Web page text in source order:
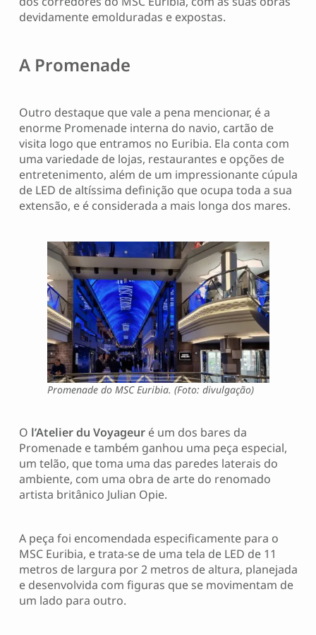
devidamente emolduradas e expostas.
A Promenade
Outro destaque que vale a pena mencionar, é a
enorme Promenade interna do navio, cartão de
visita logo que entramos no Euribia. Ela conta com
uma variedade de lojas, restaurantes e opções de
entretenimento, além de um impressionante cúpula
de LED de altíssima definição que ocupa toda a sua
extensão, e é considerada a mais longa dos mares.
Promenade do MSC Euribia. (Foto: divulgação)
O l’Atelier du Voyageuré um dos bares da
Promenade e também ganhou uma peça especial,
um telão, que toma uma das paredes laterais do
ambiente, com uma obra de arte do renomado
artista britânico Julian Opie.
A peça foi encomendada especificamente para o
MSC Euribia, e trata-se de uma tela de LED de 11
metros de largura por 2 metros de altura, planejada
e desenvolvida com figuras que se movimentam de
um lado para outro.